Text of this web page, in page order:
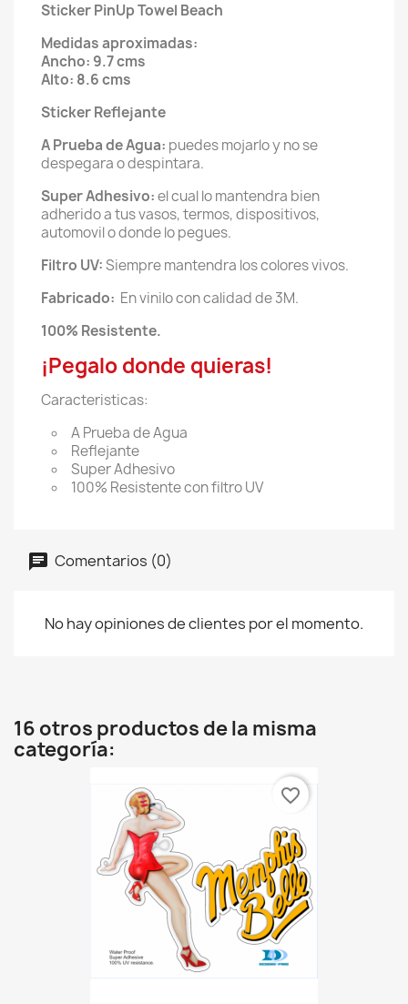
Sticker PinUp Towel Beach
Medidas aproximadas:
Ancho: 9.7 cms
Alto: 8.6 cms
Sticker Reflejante
A Prueba de Agua: puedes mojarlo y no se
despegara o despintara.
Super Adhesivo:el cual lo mantendra bien
adherido a tus vasos, termos, dispositivos,
automovil o donde lo pegues.
Filtro UV:Siempre mantendra los colores vivos.
Fabricado: En vinilo con calidad de 3M.
100% Resistente.
¡Pegalo donde quieras!
Caracteristicas:
A Prueba de Agua
Reflejante
Super Adhesivo
100% Resistente con filtro UV
Comentarios (0)
No hay opiniones de clientes por el momento.
16 otros productos de la misma
categoría:
favorite_border